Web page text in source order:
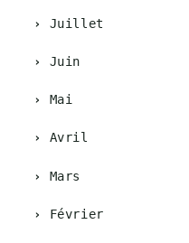
Juillet
Juin
Mai
Avril
Mars
Février